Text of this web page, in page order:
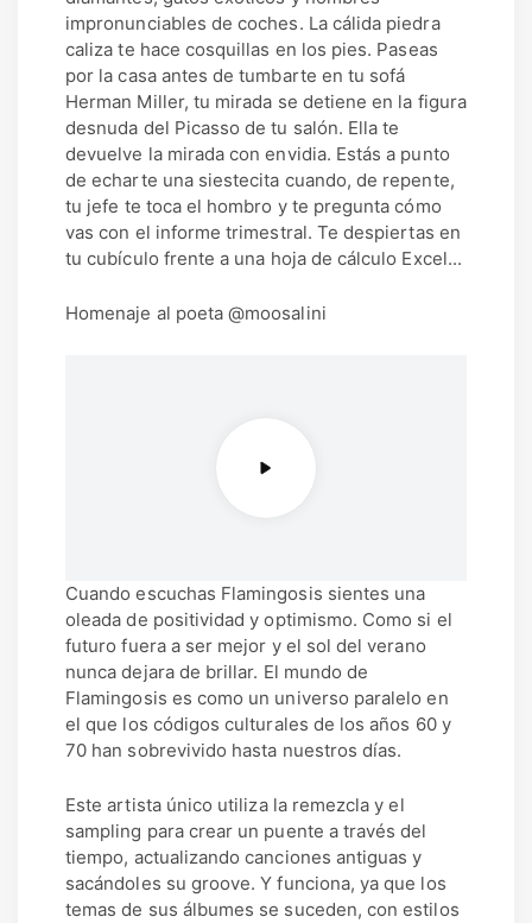
impronunciables de coches. La cálida piedra
caliza te hace cosquillas en los pies. Paseas
por la casa antes de tumbarte en tu sofá
Herman Miller, tu mirada se detiene en la figura
desnuda del Picasso de tu salón. Ella te
devuelve la mirada con envidia. Estás a punto
de echarte una siestecita cuando, de repente,
tu jefe te toca el hombro y te pregunta cómo
vas con el informe trimestral. Te despiertas en
tu cubículo frente a una hoja de cálculo Excel...
Homenaje al poeta @moosalini
Cuando escuchas Flamingosis sientes una
oleada de positividad y optimismo. Como si el
futuro fuera a ser mejor y el sol del verano
nunca dejara de brillar. El mundo de
Flamingosis es como un universo paralelo en
el que los códigos culturales de los años 60 y
70 han sobrevivido hasta nuestros días.
Este artista único utiliza la remezcla y el
sampling para crear un puente a través del
tiempo, actualizando canciones antiguas y
sacándoles su groove. Y funciona, ya que los
temas de sus álbumes se suceden, con estilos